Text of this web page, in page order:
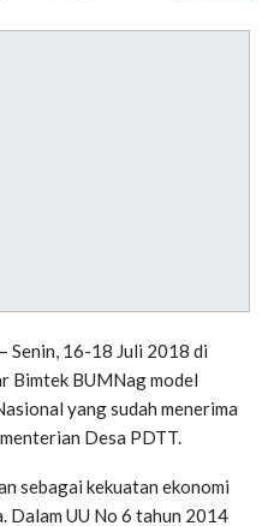
Senin, 16-18 Juli 2018 di
Bimtek BUMNag model
yang sudah menerima
Desa PDTT.
sebagai kekuatan ekonomi
Dalam UU No 6 tahun 2014